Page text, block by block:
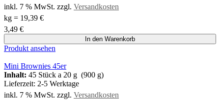
inkl. 7 % MwSt. zzgl. Versandkosten
kg = 19,39 €
3,49 €
In den Warenkorb
Produkt ansehen
Mini Brownies 45er
Inhalt: 45 Stück a 20 g (900 g)
Lieferzeit: 2-5 Werktage
inkl. 7 % MwSt. zzgl. Versandkosten